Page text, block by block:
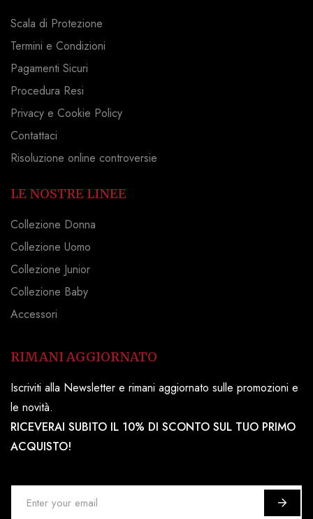
Scala di Protezione
Termini e Condizioni
Pagamenti Sicuri
Procedura Resi
Privacy e Cookie Policy
Contattaci
Risoluzione online controversie
LE NOSTRE LINEE
Collezione Donna
Collezione Uomo
Collezione Junior
Collezione Baby
Accessori
RIMANI AGGIORNATO
Iscriviti alla Newsletter e rimani aggiornato sulle promozioni e
le novità.
RICEVERAI SUBITO IL 10% DI SCONTO SUL TUO PRIMO
ACQUISTO!